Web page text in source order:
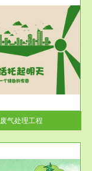
废气处理工程